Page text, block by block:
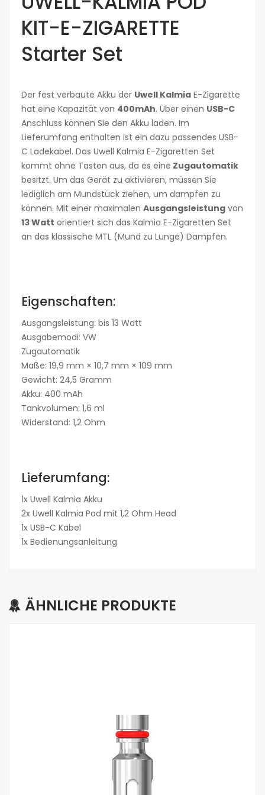
KIT-E-ZIGARETTE
Starter Set
Der fest verbaute Akku der Uwell Kalmia E-Zigarette
hat eine Kapazität von 400mAh. Über einen USB-C
Anschluss können Sie den Akku laden. Im
Lieferumfang enthalten ist ein dazu passendes USB-
C Ladekabel. Das Uwell Kalmia E-Zigaretten Set
kommt ohne Tasten aus, da es eine Zugautomatik
besitzt. Um das Gerät zu aktivieren, müssen Sie
lediglich am Mundstück ziehen, um dampfen zu
können. Mit einer maximalen Ausgangsleistung von
13 Watt orientiert sich das Kalmia E-Zigaretten Set
an das klassische MTL (Mund zu Lunge) Dampfen.
Eigenschaften:
Ausgangsleistung: bis 13 Watt
Ausgabemodi: VW
Zugautomatik
Maße: 19,9 mm × 10,7 mm × 109 mm
Gewicht: 24,5 Gramm
Akku: 400 mAh
Tankvolumen: 1,6 ml
Widerstand: 1,2 Ohm
Lieferumfang:
1x Uwell Kalmia Akku
2x Uwell Kalmia Pod mit 1,2 Ohm Head
1x USB-C Kabel
1x Bedienungsanleitung
ÄHNLICHE PRODUKTE